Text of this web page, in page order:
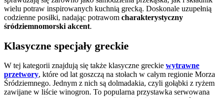
wielu potraw inspirowanych kuchnią grecką. Doskonale uzupełnią
codzienne posiłki, nadając potrawom charakterystyczny
śródziemnomorski akcent.
Klasyczne specjały greckie
W tej kategorii znajdują się także klasyczne greckie wytrawne
przetwory, które od lat goszczą na stołach w całym regionie Morza
Śródziemnego. Jednym z nich są dolmadakia, czyli gołąbki z ryżem
zawijane w liście winogron. To popularna przystawka serwowana